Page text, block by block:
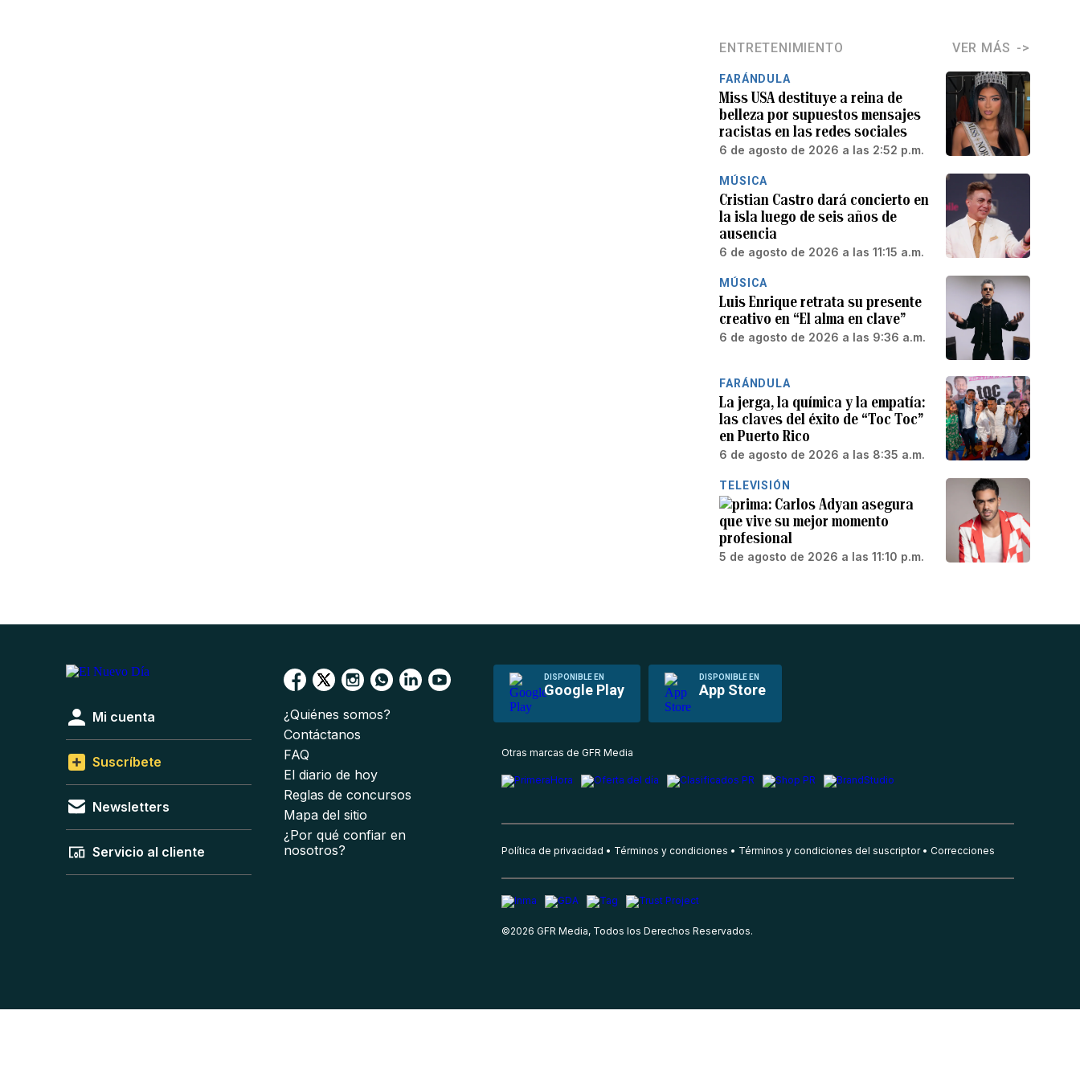
ENTRETENIMIENTO VER MÁS
FARÁNDULA
Miss USA destituye a reina de
belleza por supuestos mensajes
racistas en las redes sociales
6 de agosto de 2026 a las 2:52 p.m.
MÚSICA
Cristian Castro dará concierto en
la isla luego de seis años de
ausencia
6 de agosto de 2026 a las 11:15 a.m.
MÚSICA
Luis Enrique retrata su presente
creativo en “El alma en clave”
6 de agosto de 2026 a las 9:36 a.m.
FARÁNDULA
La jerga, la química y la empatía:
las claves del éxito de “Toc Toc”
en Puerto Rico
6 de agosto de 2026 a las 8:35 a.m.
TELEVISIÓN
Carlos Adyan asegura
que vive su mejor momento
profesional
5 de agosto de 2026 a las 11:10 p.m.
DISPONIBLE EN
Google Play
DISPONIBLE EN
App Store
Mi cuenta
Suscríbete
Newsletters
Servicio al cliente
¿Quiénes somos?
Contáctanos
FAQ
El diario de hoy
Reglas de concursos
Mapa del sitio
¿Por qué confiar en
nosotros?
Otras marcas de GFR Media
Política de privacidad Términos y condiciones Términos y condiciones del suscriptor Correcciones
©2026 GFR Media, Todos los Derechos Reservados.